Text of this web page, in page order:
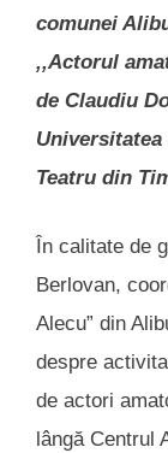
comunei
,,Actorul
de Claudiu
Universitatea
Teatru din
În calitate de
Berlovan,
Alecu” din
despre
de actori
lângă Centrul